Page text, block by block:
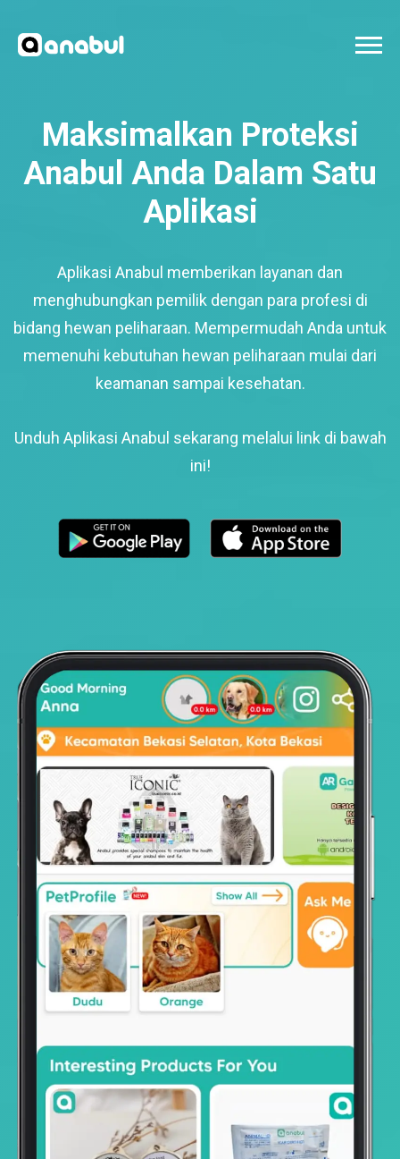
Maksimalkan Proteksi
Anabul Anda Dalam Satu
Aplikasi
Aplikasi Anabul memberikan layanan dan
menghubungkan pemilik dengan para profesi di
bidang hewan peliharaan. Mempermudah Anda untuk
memenuhi kebutuhan hewan peliharaan mulai dari
keamanan sampai kesehatan.
Unduh Aplikasi Anabul sekarang melalui link di bawah
ini!